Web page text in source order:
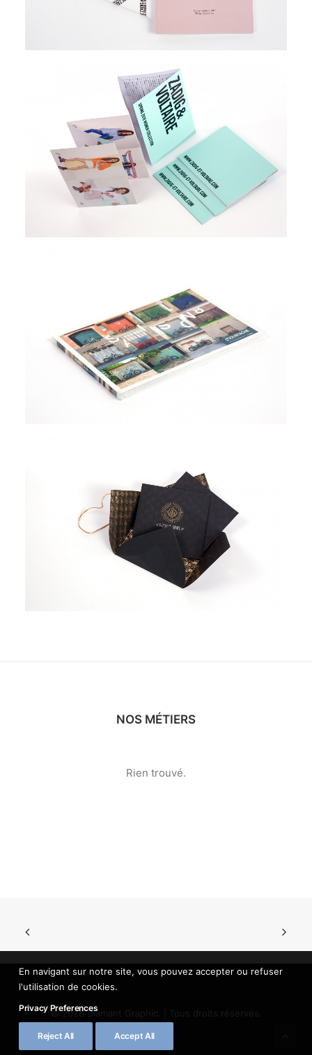
NOS MÉTIERS
Rien trouvé.
© 2026 Diamant Graphic. | Tous droits réservés.
En navigant sur notre site, vous pouvez accepter ou refuser
l'utilisation de cookies.
Privacy Preferences
Reject All Accept All